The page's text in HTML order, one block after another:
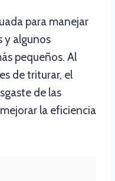
para manejar
y algunos
pequeños. Al
de triturar, el
de las
la eficiencia